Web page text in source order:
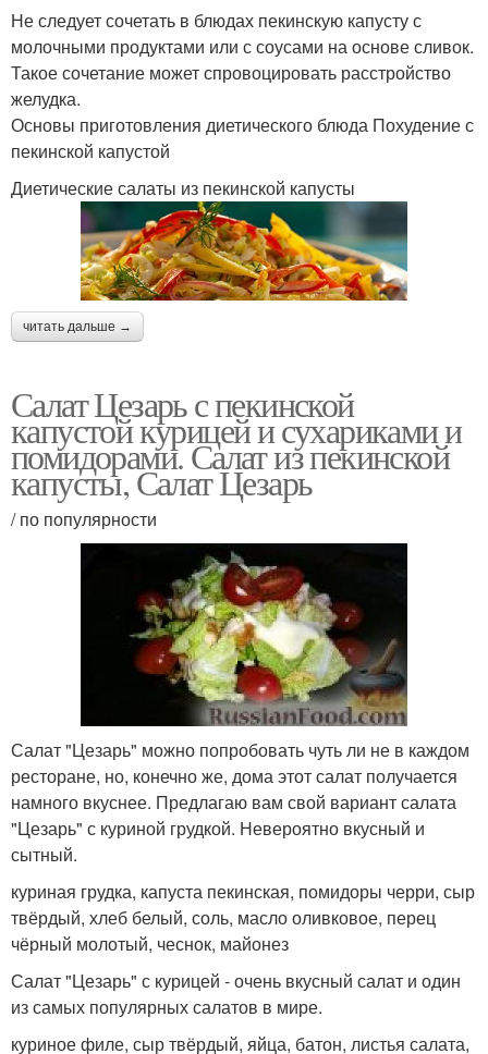
Не следует сочетать в блюдах пекинскую капусту с
молочными продуктами или с соусами на основе сливок.
Такое сочетание может спровоцировать расстройство
желудка.
Основы приготовления диетического блюда Похудение с
пекинской капустой
Диетические салаты из пекинской капусты
читать дальше →
Салат Цезарь с пекинской
капустой курицей и сухариками и
помидорами. Салат из пекинской
капусты, Салат Цезарь
/ по популярности
Салат "Цезарь" можно попробовать чуть ли не в каждом
ресторане, но, конечно же, дома этот салат получается
намного вкуснее. Предлагаю вам свой вариант салата
"Цезарь" с куриной грудкой. Невероятно вкусный и
сытный.
куриная грудка, капуста пекинская, помидоры черри, сыр
твёрдый, хлеб белый, соль, масло оливковое, перец
чёрный молотый, чеснок, майонез
Салат "Цезарь" с курицей - очень вкусный салат и один
из самых популярных салатов в мире.
куриное филе, сыр твёрдый, яйца, батон, листья салата,